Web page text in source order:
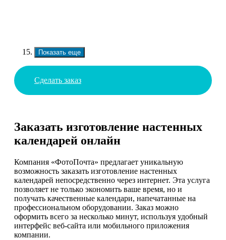
Показать еще
Сделать заказ
Заказать изготовление настенных
календарей онлайн
Компания «ФотоПочта» предлагает уникальную
возможность заказать изготовление настенных
календарей непосредственно через интернет. Эта услуга
позволяет не только экономить ваше время, но и
получать качественные календари, напечатанные на
профессиональном оборудовании. Заказ можно
оформить всего за несколько минут, используя удобный
интерфейс веб-сайта или мобильного приложения
компании.